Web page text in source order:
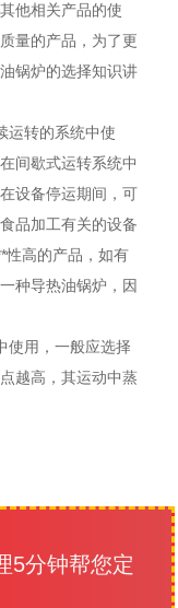
他相关产品的使
量的产品，为了更
锅炉的选择知识讲
运转的系统中使
间歇式运转系统中
设备停运期间，可
品加工有关的设备
性高的产品，如有
种导热油锅炉，因
使用，一般应选择
越高，其运动中蒸
5分钟帮您定